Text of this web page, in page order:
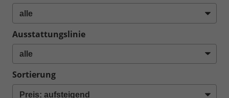
Ausstattungslinie
Sortierung